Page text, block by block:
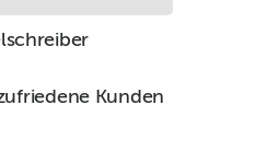
Kunden